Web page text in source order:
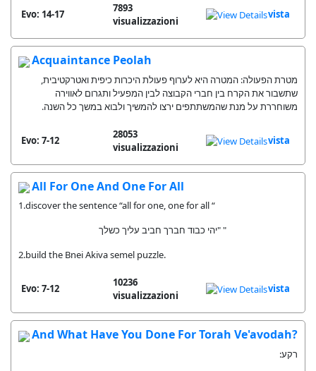
Evo: 14-17
7893
visualizzazioni
vista
Acquaintance Peolah
מטרת הפעולה: המטרה היא לערוף פעולת היכרות כיפית ואטרקטיבית,
שתשבור את הקרח בין חברי הקבוצה לבין המפעיל ותגרום לאווירה
משוחררת על מנת שהמשתתפים ירצו להמשיך ולבוא במשך כל השנה.
Evo: 7-12
28053
visualizzazioni
vista
All For One And One For All
1.discover the sentence “all for one, one for all “
יהי כבוד חברך חביב עליך כשלך" "
2.build the Bnei Akiva semel puzzle.
Evo: 7-12
10236
visualizzazioni
vista
And What Have You Done For Torah Ve'avodah?
רקע: